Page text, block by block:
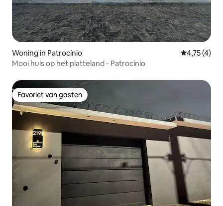
Woning in Patrocínio
4,75 (4)
Mooi huis op het platteland - Patrocínio
Favoriet van gasten
Favoriet van gasten